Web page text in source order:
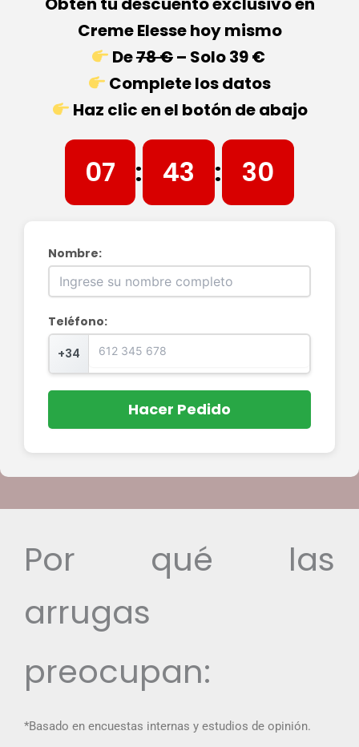
Creme Elesse hoy mismo
De78 €– Solo 39 €
Complete los datos
Haz clic en el botón de abajo
07 : 43 : 29
Nombre:
Teléfono:
+34
Hacer Pedido
Por qué las
arrugas
preocupan:
*Basado en encuestas internas y estudios de opinión.